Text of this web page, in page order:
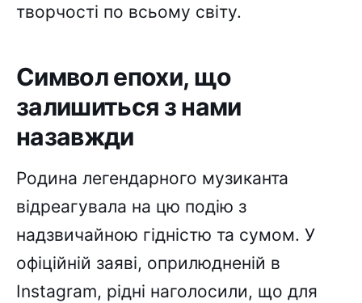
творчості по всьому світу.
Символ епохи, що
залишиться з нами
назавжди
Родина легендарного музиканта
відреагувала на цю подію з
надзвичайною гідністю та сумом. У
офіційній заяві, оприлюдненій в
Instagram, рідні наголосили, що для